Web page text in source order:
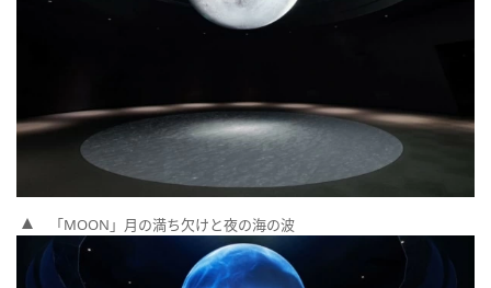
「MOON」月の満ち欠けと夜の海の波